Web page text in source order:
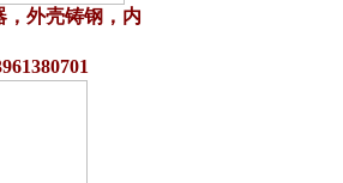
，外壳铸钢，内